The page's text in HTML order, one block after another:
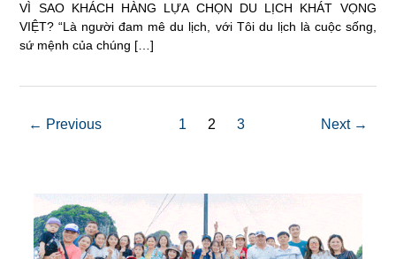
VÌ SAO KHÁCH HÀNG LỰA CHỌN DU LỊCH KHÁT VỌNG
VIỆT? “Là người đam mê du lịch, với Tôi du lịch là cuộc sống,
sứ mệnh của chúng […]
← Previous 1 2 3 Next →